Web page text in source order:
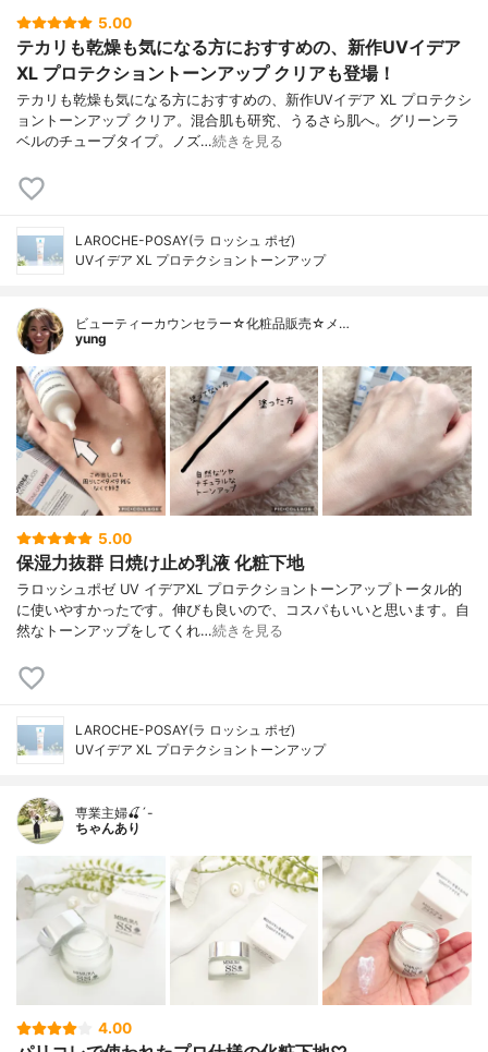
5.00
テカリも乾燥も気になる方におすすめの、新作UVイデア
XL プロテクショントーンアップ クリアも登場！
テカリも乾燥も気になる方におすすめの、新作UVイデア XL プロテクシ
ョントーンアップ クリア。混合肌も研究、うるさら肌へ。グリーンラ
ベルのチューブタイプ。ノズ…続きを見る
LAROCHE-POSAY(ラ ロッシュ ポゼ)
UVイデア XL プロテクショントーンアップ
ビューティーカウンセラー☆化粧品販売☆メ…
yung
5.00
保湿力抜群 日焼け止め乳液 化粧下地
ラロッシュポゼ UV イデアXL プロテクショントーンアップトータル的
に使いやすかったです。伸びも良いので、コスパもいいと思います。自
然なトーンアップをしてくれ…続きを見る
LAROCHE-POSAY(ラ ロッシュ ポゼ)
UVイデア XL プロテクショントーンアップ
専業主婦🍒´-
ちゃんあり
4.00